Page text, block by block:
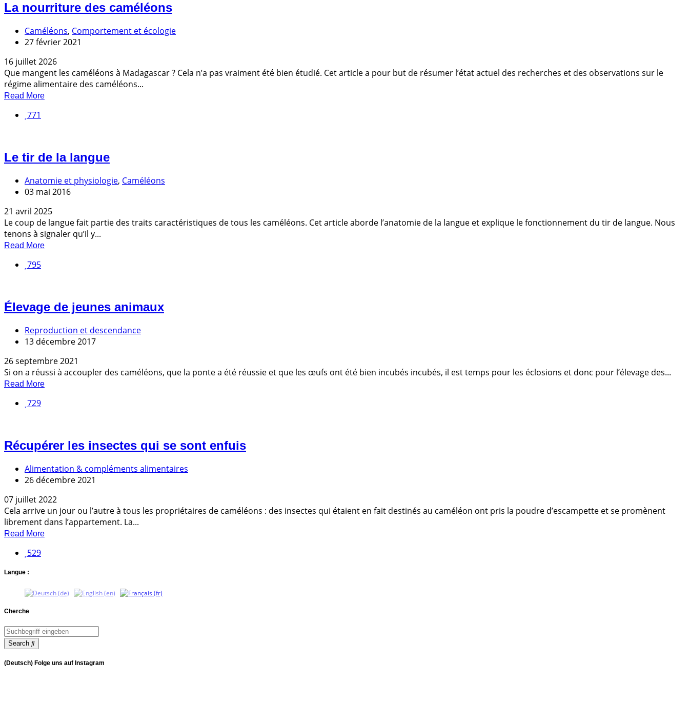
La nourriture des caméléons
Caméléons, Comportement et écologie
27 février 2021
16 juillet 2026
Que mangent les caméléons à Madagascar ? Cela n’a pas vraiment été bien étudié. Cet article a pour but de résumer l’état actuel des recherches et des observations sur le
régime alimentaire des caméléons...
Read More
771
Le tir de la langue
Anatomie et physiologie, Caméléons
03 mai 2016
21 avril 2025
Le coup de langue fait partie des traits caractéristiques de tous les caméléons. Cet article aborde l’anatomie de la langue et explique le fonctionnement du tir de langue. Nous
tenons à signaler qu’il y...
Read More
795
Élevage de jeunes animaux
Reproduction et descendance
13 décembre 2017
26 septembre 2021
Si on a réussi à accoupler des caméléons, que la ponte a été réussie et que les œufs ont été bien incubés incubés, il est temps pour les éclosions et donc pour l’élevage des...
Read More
729
Récupérer les insectes qui se sont enfuis
Alimentation & compléments alimentaires
26 décembre 2021
07 juillet 2022
Cela arrive un jour ou l’autre à tous les propriétaires de caméléons : des insectes qui étaient en fait destinés au caméléon ont pris la poudre d’escampette et se promènent
librement dans l’appartement. La...
Read More
529
Langue :
Cherche
Search
(Deutsch) Folge uns auf Instagram